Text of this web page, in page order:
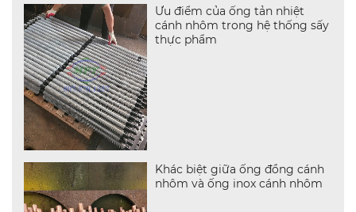
Ưu điểm của ống tản nhiệt
cánh nhôm trong hệ thống sấy
thực phẩm
Khác biệt giữa ống đồng cánh
nhôm và ống inox cánh nhôm